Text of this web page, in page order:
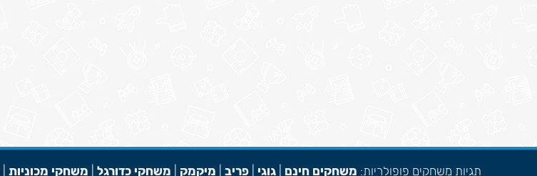
תגיות משחקים פופולריות: משחקים חינם גוגי פריב מיקמק משחקי כדורגל משחקי מכוניות